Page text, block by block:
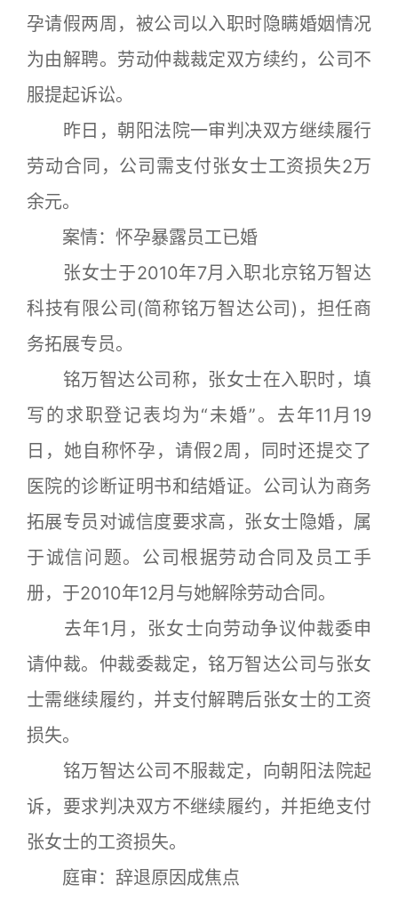
孕请假两周，被公司以入职时隐瞒婚姻情况
为由解聘。劳动仲裁裁定双方续约，公司不
服提起诉讼。
昨日，朝阳法院一审判决双方继续履行
劳动合同，公司需支付张女士工资损失2万
余元。
案情：怀孕暴露员工已婚
张女士于2010年7月入职北京铭万智达
科技有限公司(简称铭万智达公司)，担任商
务拓展专员。
铭万智达公司称，张女士在入职时，填
写的求职登记表均为“未婚”。去年11月19
日，她自称怀孕，请假2周，同时还提交了
医院的诊断证明书和结婚证。公司认为商务
拓展专员对诚信度要求高，张女士隐婚，属
于诚信问题。公司根据劳动合同及员工手
册，于2010年12月与她解除劳动合同。
去年1月，张女士向劳动争议仲裁委申
请仲裁。仲裁委裁定，铭万智达公司与张女
士需继续履约，并支付解聘后张女士的工资
损失。
铭万智达公司不服裁定，向朝阳法院起
诉，要求判决双方不继续履约，并拒绝支付
张女士的工资损失。
庭审：辞退原因成焦点